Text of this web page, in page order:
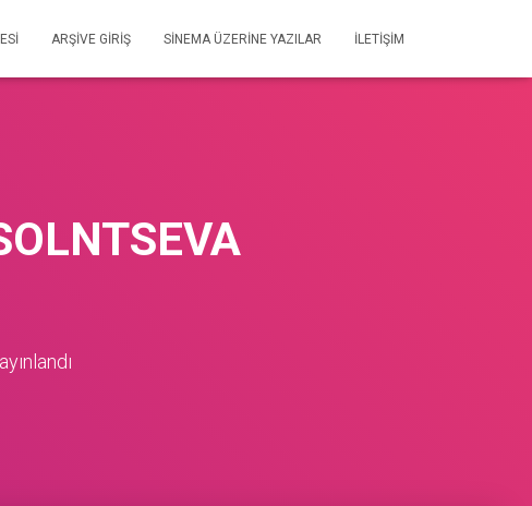
ARŞIVE GIRIŞ SİNEMA ÜZERİNE YAZILAR İLETIŞIM